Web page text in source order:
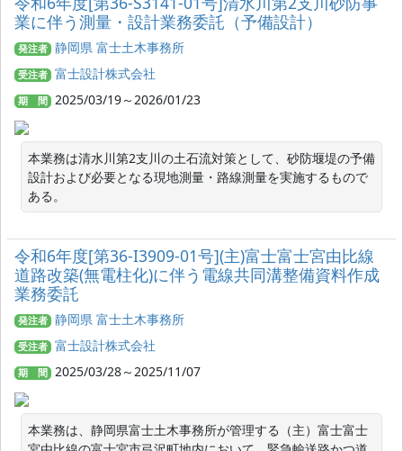
業に伴う測量・設計業務委託（予備設計）
発注者 静岡県 富士土木事務所
受注者 富士設計株式会社
期 間 2025/03/19～2026/01/23
本業務は清水川第2支川の土石流対策として、砂防堰堤の予備
設計および必要となる現地測量・路線測量を実施するもので
ある。
令和6年度[第36-I3909-01号](主)富士富士宮由比線
道路改築(無電柱化)に伴う電線共同溝整備資料作成
業務委託
発注者 静岡県 富士土木事務所
受注者 富士設計株式会社
期 間 2025/03/28～2025/11/07
本業務は、静岡県富士土木事務所が管理する（主）富士富士